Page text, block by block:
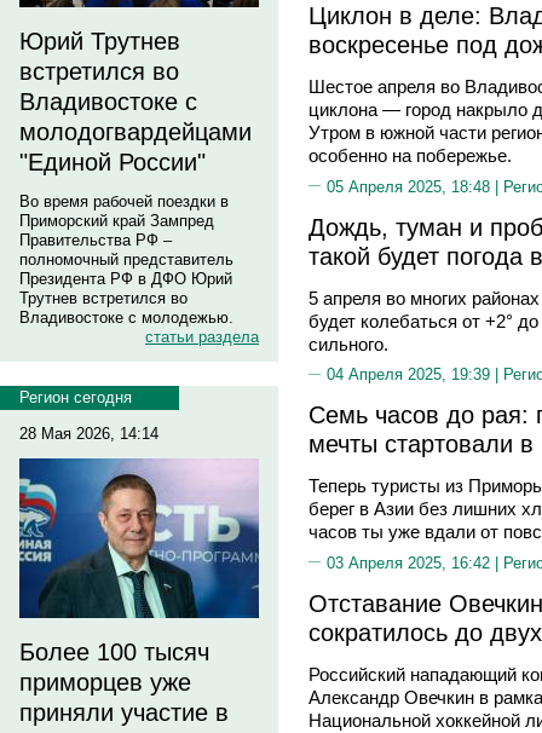
Юрий Трутнев
встретился во
Владивостоке с
молодогвардейцами
"Единой России"
Во время рабочей поездки в
Приморский край Зампред
Правительства РФ –
полномочный представитель
Президента РФ в ДФО Юрий
Трутнев встретился во
Владивостоке с молодежью.
статьи раздела
Регион сегодня
28 Мая 2026, 14:14
Более 100 тысяч
приморцев уже
приняли участие в
Циклон в деле:
воскресенье под
Шестое апреля во
циклона — город накрыло
Утром в южной части
особенно на побережье.
05 Апреля 2025, 18:48 |
Дождь, туман и
такой будет
5 апреля во многих
будет колебаться от +2°
сильного.
04 Апреля 2025, 19:39 |
Семь часов до рая:
мечты стартовали
Теперь туристы из
берег в Азии без лишних
часов ты уже вдали от
03 Апреля 2025, 16:42 |
Отставание
сократилось до
Российский нападающий
Александр Овечкин в
Национальной хоккейной